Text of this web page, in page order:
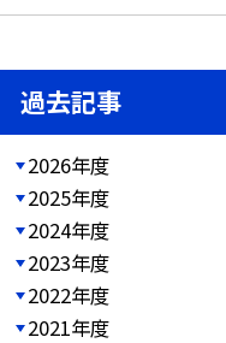
過去記事
2026年度
2025年度
2024年度
2023年度
2022年度
2021年度